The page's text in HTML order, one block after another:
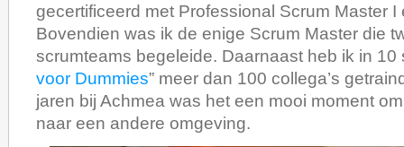
gecertificeerd met Professional Scrum Master I
Bovendien was ik de enige Scrum Master die
scrumteams begeleide. Daarnaast heb ik in 10
voor Dummies” meer dan 100 collega’s
jaren bij Achmea was het een mooi moment
naar een andere omgeving.